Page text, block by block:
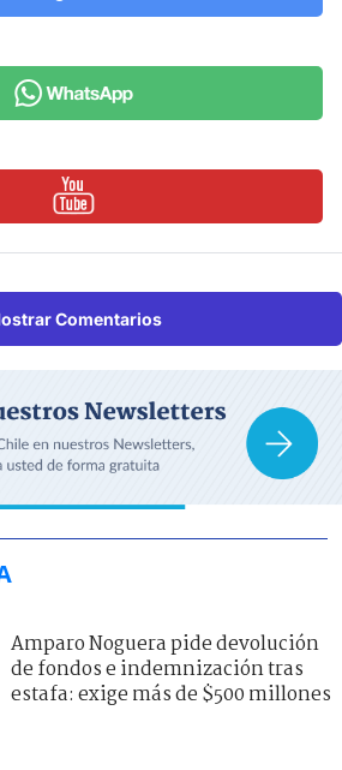
Comentarios
Amparo Noguera pide devolución
de fondos e indemnización tras
estafa: exige más de $500 millones